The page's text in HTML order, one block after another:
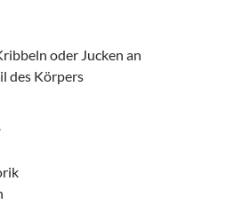
oder Jucken an
des Körpers